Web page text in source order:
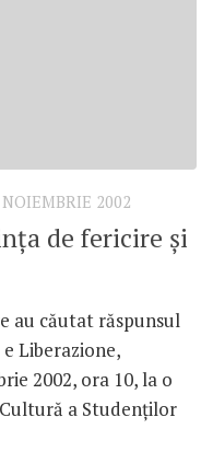
2002
de fericire şi
au căutat răspunsul
Liberazione,
2002, ora 10, la o
a Studenţilor